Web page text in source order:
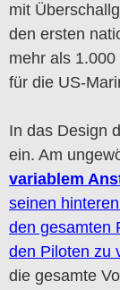
mit
den ersten
mehr als
für die US-
In das Design
ein. Am
variablem
seinen
den gesamten
den Piloten zu
die gesamte